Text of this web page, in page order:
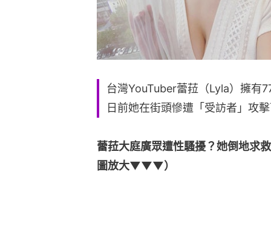
台灣YouTuber蕾菈（Lyla）擁有
日前她在街頭慘遭「受訪者」攻
蕾菈大庭廣眾遭性騷擾？她倒地求
圖放大▼▼▼）